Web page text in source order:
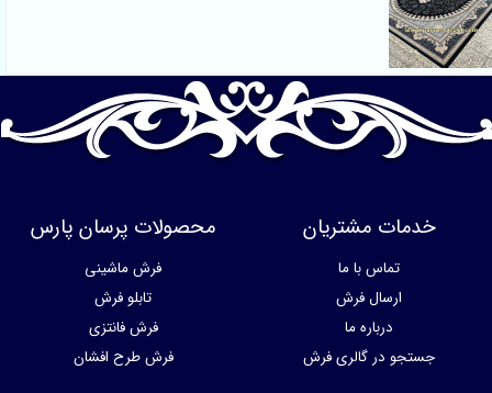
خدمات مشتریان
تماس با ما
ارسال فرش
درباره ما
جستجو در گالری فرش
محصولات پرسان پارس
فرش ماشینی
تابلو فرش
فرش فانتزی
فرش طرح افشان